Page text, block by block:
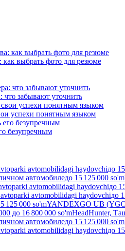
как выбрать фото для резюме
что забывают уточнить
успехи понятным языком
безупречным
avtomobilidagi haydovchiдо
автомобиледо 15 125 000 so'm
avtomobilidagi haydovchiдо
avtomobilidagi haydovchiдо
125 000 so'mYANDEXGO UB
до 16 800 000 so'mHeadHunter,
автомобиледо 15 125 000 so'm
avtomobilidagi haydovchiдо